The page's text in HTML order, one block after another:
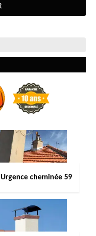
Urgence cheminée 59